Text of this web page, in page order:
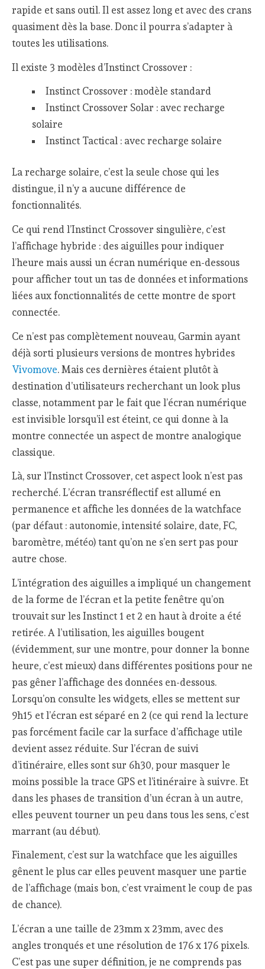
rapide et sans outil. Il est assez long et avec des crans
quasiment dès la base. Donc il pourra s’adapter à
toutes les utilisations.
Il existe 3 modèles d’Instinct Crossover :
Instinct Crossover : modèle standard
Instinct Crossover Solar : avec recharge
solaire
Instinct Tactical : avec recharge solaire
La recharge solaire, c’est la seule chose qui les
distingue, il n’y a aucune différence de
fonctionnalités.
Ce qui rend l’Instinct Crossover singulière, c’est
l’affichage hybride : des aiguilles pour indiquer
l’heure mais aussi un écran numérique en-dessous
pour afficher tout un tas de données et informations
liées aux fonctionnalités de cette montre de sport
connectée.
Ce n’est pas complètement nouveau, Garmin ayant
déjà sorti plusieurs versions de montres hybrides
Vivomove. Mais ces dernières étaient plutôt à
destination d’utilisateurs recherchant un look plus
classe, notamment par le fait que l’écran numérique
est invisible lorsqu’il est éteint, ce qui donne à la
montre connectée un aspect de montre analogique
classique.
Là, sur l’Instinct Crossover, cet aspect look n’est pas
recherché. L’écran transréflectif est allumé en
permanence et affiche les données de la watchface
(par défaut : autonomie, intensité solaire, date, FC,
baromètre, météo) tant qu’on ne s’en sert pas pour
autre chose.
L’intégration des aiguilles a impliqué un changement
de la forme de l’écran et la petite fenêtre qu’on
trouvait sur les Instinct 1 et 2 en haut à droite a été
retirée. A l’utilisation, les aiguilles bougent
(évidemment, sur une montre, pour donner la bonne
heure, c’est mieux) dans différentes positions pour ne
pas gêner l’affichage des données en-dessous.
Lorsqu’on consulte les widgets, elles se mettent sur
9h15 et l’écran est séparé en 2 (ce qui rend la lecture
pas forcément facile car la surface d’affichage utile
devient assez réduite. Sur l’écran de suivi
d’itinéraire, elles sont sur 6h30, pour masquer le
moins possible la trace GPS et l’itinéraire à suivre. Et
dans les phases de transition d’un écran à un autre,
elles peuvent tourner un peu dans tous les sens, c’est
marrant (au début).
Finalement, c’est sur la watchface que les aiguilles
gênent le plus car elles peuvent masquer une partie
de l’affichage (mais bon, c’est vraiment le coup de pas
de chance).
L’écran a une taille de 23mm x 23mm, avec des
angles tronqués et une résolution de 176 x 176 pixels.
C’est pas une super définition, je ne comprends pas